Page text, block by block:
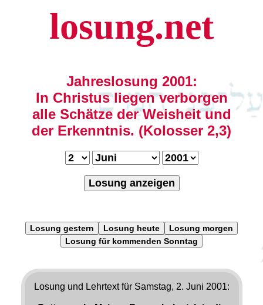
losung.net
Jahreslosung 2001:
In Christus liegen verborgen
alle Schätze der Weisheit und
der Erkenntnis. (Kolosser 2,3)
Losung anzeigen
Losung gestern Losung heute
Losung morgen
Losung für kommenden Sonntag
Losung und Lehrtext für Samstag, 2. Juni 2001: